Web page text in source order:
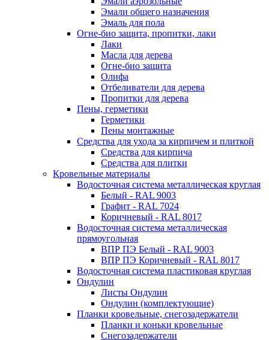
Эмали общего назначения
Эмаль для пола
Огне-био защита, пропитки, лаки
Лаки
Масла для дерева
Огне-био защита
Олифа
Отбеливатели для дерева
Пропитки для дерева
Пены, герметики
Герметики
Пены монтажные
Средства для ухода за кирпичем и плиткой
Средства для кирпича
Средства для плитки
Кровельные материалы
Водосточная система металлическая круглая
Белый - RAL 9003
Графит - RAL 7024
Коричневый - RAL 8017
Водосточная система металлическая
прямоугольная
ВПР ПЭ Белый - RAL 9003
ВПР ПЭ Коричневый - RAL 8017
Водосточная система пластиковая круглая
Ондулин
Листы Ондулин
Ондулин (комплектующие)
Планки кровельные, снегозадержатели
Планки и коньки кровельные
Снегозадержатели